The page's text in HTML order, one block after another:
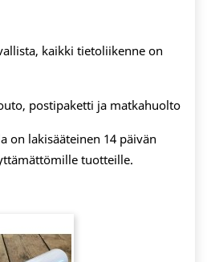
kaikki tietoliikenne on
postipaketti ja matkahuolto
on lakisääteinen 14 päivän
tuotteille.